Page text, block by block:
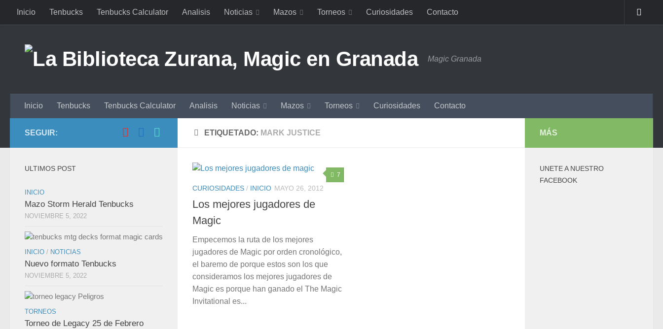
Saltar al contenido
Inicio Tenbucks Tenbucks Calculator Analisis Noticias Mazos Torneos Curiosidades Contacto
Magic Granada
Inicio Tenbucks Tenbucks Calculator Analisis Noticias Mazos Torneos Curiosidades Contacto
ETIQUETADO: MARK JUSTICE
7
CURIOSIDADES / INICIO MAYO 26, 2012
Los mejores jugadores de
Magic
Empecemos la ruta de los mejores
jugadores de Magic por orden cronológico,
el baremo de porque estos son los que
consideramos los mejores jugadores de
Magic es porque han ganado el The Magic
Invitational es...
SEGUIR:
ULTIMOS POST
INICIO
Mazo Storm Herald Tenbucks
NOVIEMBRE 5, 2022
INICIO / NOTICIAS
Nuevo formato Tenbucks
NOVIEMBRE 5, 2022
TORNEOS
Torneo de Legacy 25 de Febrero
MÁS
UNETE A NUESTRO
FACEBOOK